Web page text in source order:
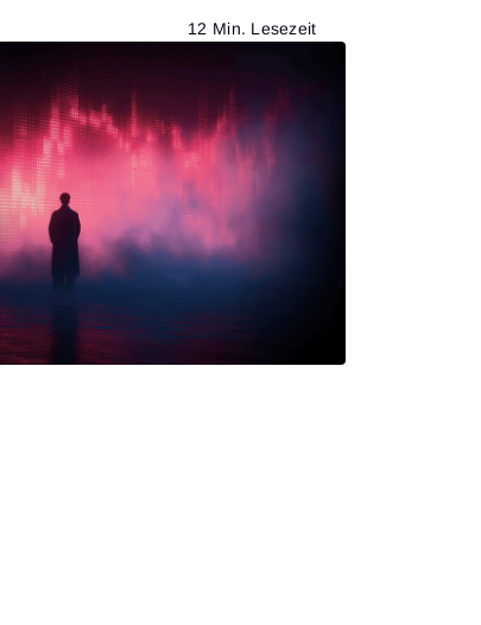
12 Min. Lesezeit